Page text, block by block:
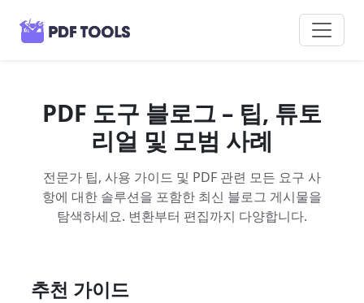
PDF 도구 블로그 – 팁, 튜토
리얼 및 모범 사례
전문가 팁, 사용 가이드 및 PDF 관련 모든 요구 사
항에 대한 솔루션을 포함한 최신 블로그 게시물을
탐색하세요. 변환부터 편집까지 다양합니다.
추천 가이드